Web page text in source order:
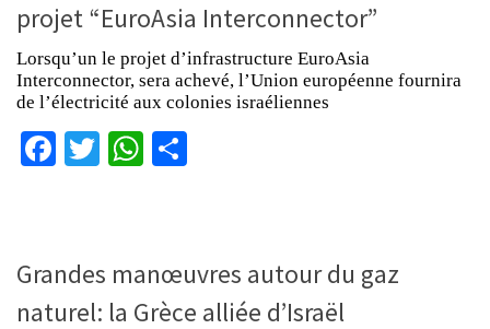
projet “EuroAsia Interconnector”
Lorsqu’un le projet d’infrastructure EuroAsia
Interconnector, sera achevé, l’Union européenne fournira
de l’électricité aux colonies israéliennes
Facebook
TwitterWhatsApp
Grandes manœuvres autour du gaz
naturel: la Grèce alliée d’Israël